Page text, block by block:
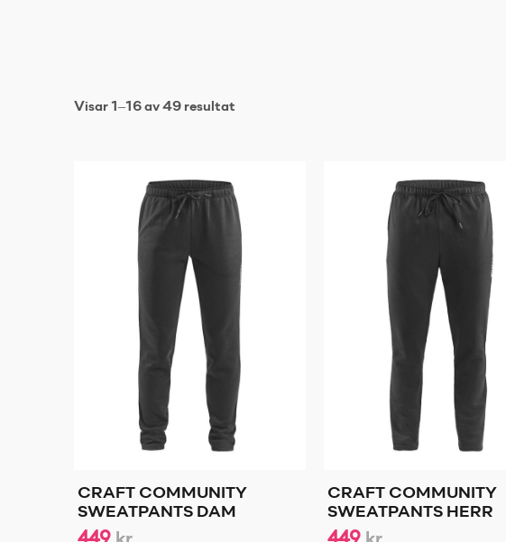
Visar 1–16 av 49 resultat
CRAFT COMMUNITY
SWEATPANTS DAM
449
CRAFT COMMUNITY
SWEATPANTS HERR
449